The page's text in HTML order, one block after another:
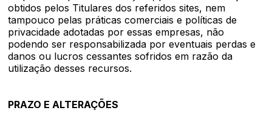
obtidos pelos Titulares dos referidos sites, nem
tampouco pelas práticas comerciais e políticas de
privacidade adotadas por essas empresas, não
podendo ser responsabilizada por eventuais perdas e
danos ou lucros cessantes sofridos em razão da
utilização desses recursos.
PRAZO E ALTERAÇÕES